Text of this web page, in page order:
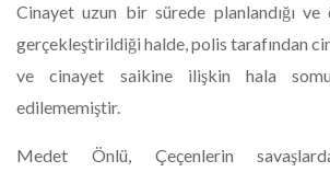
​Cinayet uzun bir sürede planlandığı
gerçekleştirildiği halde, polis tarafından
ve cinayet saikine ilişkin hala
edilememiştir.
Medet Önlü, Çeçenlerin